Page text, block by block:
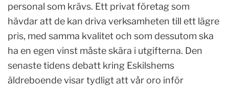
personal som krävs. Ett privat företag som
hävdar att de kan driva verksamheten till ett lägre
pris, med samma kvalitet och som dessutom ska
ha en egen vinst måste skära i utgifterna. Den
senaste tidens debatt kring Eskilshems
äldreboende visar tydligt att vår oro inför